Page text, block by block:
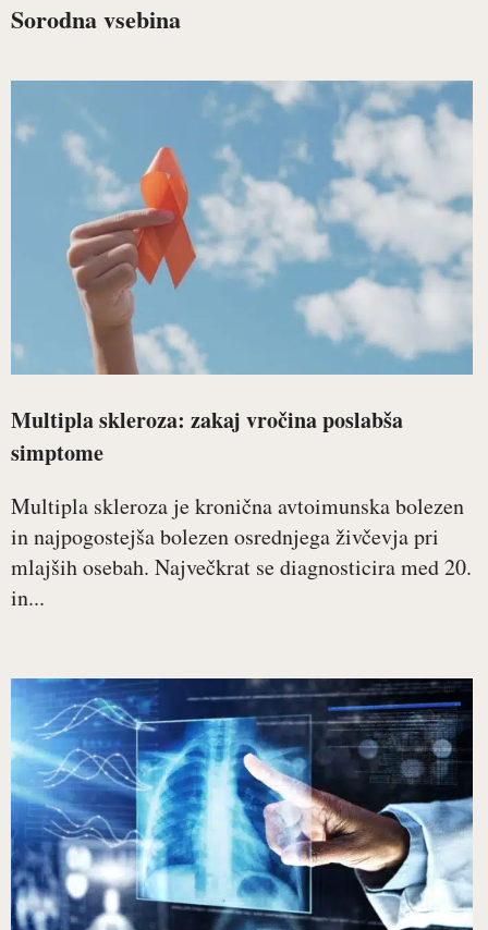
Sorodna vsebina
Multipla skleroza: zakaj vročina poslabša
simptome
Multipla skleroza je kronična avtoimunska bolezen
in najpogostejša bolezen osrednjega živčevja pri
mlajših osebah. Največkrat se diagnosticira med 20.
in...